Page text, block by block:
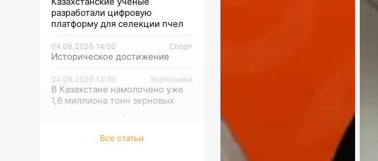
разработали цифровую
платформу для селекции пчел
04.08.2026 14:00 Спорт
Историческое достижение
04.08.2026 13:30 Экономика
В Казахстане намолочено уже
1,6 миллиона тонн зерновых
Все статьи